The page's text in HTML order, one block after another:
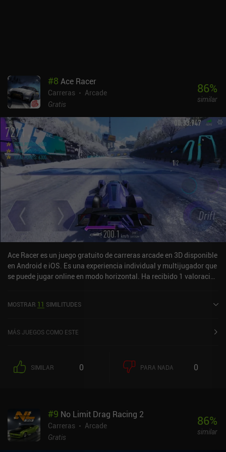
Speedstorm se monetiza mediante un pase de temporada de pago
y montones de iAPs para nuevos corredores y mejoras. Gameloft
ha encontrado la manera de crear la mejor experiencia de juego de
karts para móviles y, al mismo tiempo, estropearla con una
agresiva monetización. Dicho esto, es totalmente posible disfrutar
del juego como jugador libre.
#8 Ace Racer
Carreras
Arcade
Gratis
86%
similar
Ace Racer es un juego gratuito de carreras arcade en 3D disponible
en Android e iOS. Es una experiencia individual y multijugador que
se puede jugar online en modo horizontal. Ha recibido 1 valoración
Google Play y de 4,8 sobre 5,0 en la App Store de iOS.
MOSTRAR 11 SIMILITUDES
MÁS JUEGOS COMO ESTE
SIMILAR 0 PARA NADA 0
#9 No Limit Drag Racing 2
Carreras
Arcade
Gratis
86%
similar